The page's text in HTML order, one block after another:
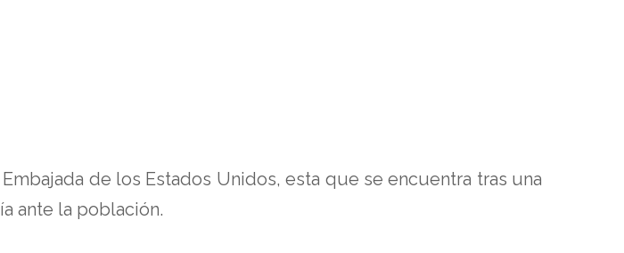
de los Estados Unidos, esta que se encuentra tras una
ante la población.